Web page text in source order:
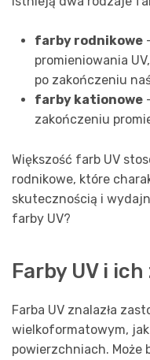
farby rodnikowe
promieniowania
po zakończeniu
farby kationowe
zakończeniu
Większość farb UV
rodnikowe, które
skutecznością i
farby UV?
Farby UV i
Farba UV znalazła
wielkoformatowym,
powierzchniach. Może